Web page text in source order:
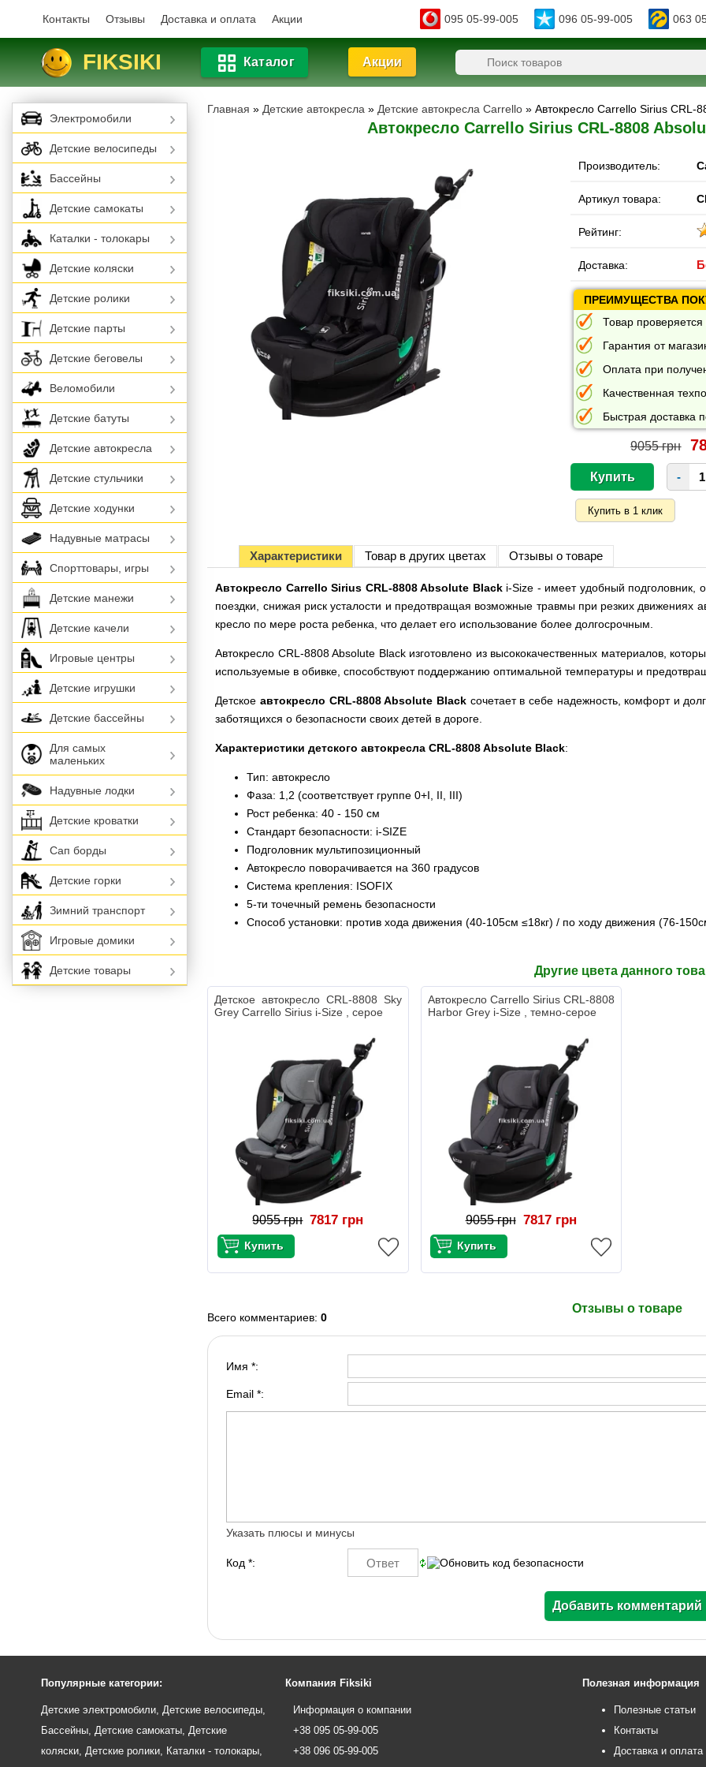
Контакты Отзывы Доставка и оплата Акции 095 05-99-005 096 05-99-005 063
FIKSIKI Каталог Акции
Главная » Детские автокресла » Детские автокресла Carrello » Автокресло Carrello Sirius CRL-
Автокресло Carrello Sirius CRL-8808
Производитель:
Артикул товара:
Рейтинг:
Доставка:
ПРЕИМУЩЕСТВА
Товар
Гарантия от
Оплата при
Качественная
Быстрая доставка
9055 грн
-
Характеристики Товар в других цветах Отзывы о товаре
Автокресло Carrello Sirius CRL-8808 Absolute Blacki-Size - имеет удобный подголовник,
поездки, снижая риск усталости и предотвращая возможные травмы при резких движениях
кресло по мере роста ребенка, что делает его использование более долгосрочным.
Автокресло CRL-8808 Absolute Black изготовлено из высококачественных материалов,
используемые в обивке, способствуют поддержанию оптимальной температуры и
Детскоеавтокресло CRL-8808 Absolute Blackсочетает в себе надежность, комфорт и
заботящихся о безопасности своих детей в дороге.
Характеристики детского автокресла CRL-8808 Absolute Black:
Тип: автокресло
Фаза: 1,2 (соответствует группе 0+I, II, III)
Рост ребенка: 40 - 150 см
Стандарт безопасности: i-SIZE
Подголовник мультипозиционный
Автокресло поворачивается на 360 градусов
Система крепления: ISOFIX
5-ти точечный ремень безопасности
Способ установки: против хода движения (40-105см ≤18кг) / по ходу движения (76-
Другие цвета данного
Детское автокресло CRL-8808 Sky
Grey Carrello Sirius i-Size , серое
9055 грн 7817 грн
Автокресло Carrello Sirius CRL-8808
Harbor Grey i-Size , темно-серое
9055 грн 7817 грн
Отзывы о товаре
Всего комментариев:0
Имя *:
Email *:
Указать плюсы и минусы
Код *:
Электромобили
Детские велосипеды
Бассейны
Детские самокаты
Каталки - толокары
Детские коляски
Детские ролики
Детские парты
Детские беговелы
Веломобили
Детские батуты
Детские автокресла
Детские стульчики
Детские ходунки
Надувные матрасы
Спорттовары, игры
Детские манежи
Детские качели
Игровые центры
Детские игрушки
Детские бассейны
Для самых
маленьких
Надувные лодки
Детские кроватки
Сап борды
Детские горки
Зимний транспорт
Игровые домики
Детские товары
Популярные категории:
Детские электромобили Детские велосипеды
Бассейны Детские самокаты Детские
коляски Детские ролики Каталки - толокары
Компания Fiksiki
Информация о компании
+38 095 05-99-005
+38 096 05-99-005
Полезная информация
Полезные статьи
Контакты
Доставка и оплата